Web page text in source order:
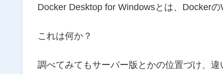
Docker Desktop for Windowsとは、Dockerの
これは何か？
調べてみてもサーバー版とかの位置づけ、違